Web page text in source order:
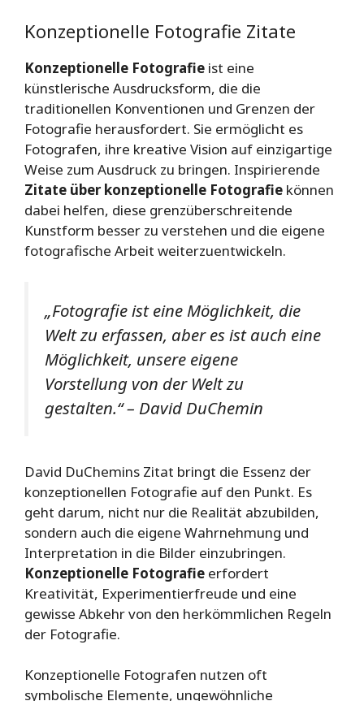
Konzeptionelle Fotografie Zitate
Konzeptionelle Fotografie ist eine
künstlerische Ausdrucksform, die die
traditionellen Konventionen und Grenzen der
Fotografie herausfordert. Sie ermöglicht es
Fotografen, ihre kreative Vision auf einzigartige
Weise zum Ausdruck zu bringen. Inspirierende
Zitate über konzeptionelle Fotografie können
dabei helfen, diese grenzüberschreitende
Kunstform besser zu verstehen und die eigene
fotografische Arbeit weiterzuentwickeln.
„Fotografie ist eine Möglichkeit, die
Welt zu erfassen, aber es ist auch eine
Möglichkeit, unsere eigene
Vorstellung von der Welt zu
gestalten.“ – David DuChemin
David DuChemins Zitat bringt die Essenz der
konzeptionellen Fotografie auf den Punkt. Es
geht darum, nicht nur die Realität abzubilden,
sondern auch die eigene Wahrnehmung und
Interpretation in die Bilder einzubringen.
Konzeptionelle Fotografie erfordert
Kreativität, Experimentierfreude und eine
gewisse Abkehr von den herkömmlichen Regeln
der Fotografie.
Konzeptionelle Fotografen nutzen oft
symbolische Elemente, ungewöhnliche